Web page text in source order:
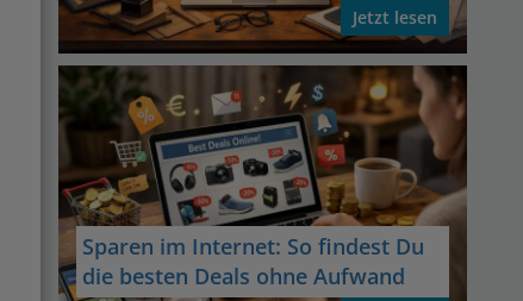
Jetzt lesen
Sparen im Internet: So findest Du
die besten Deals ohne Aufwand